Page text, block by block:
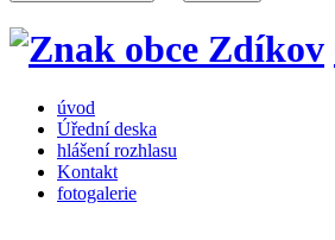
úvod
Úřední deska
hlášení rozhlasu
Kontakt
fotogalerie